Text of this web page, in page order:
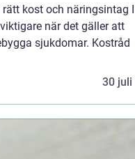
kost och näringsintag I
när det gäller att
sjukdomar. Kostråd
30 juli